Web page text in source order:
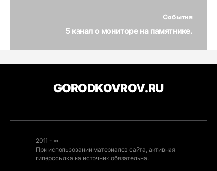
События
5 канал о мониторе на памятнике.
GORODKOVROV.RU
2011 - ∞
При использовании материалов сайта, активная
гиперссылка на источник обязательна.